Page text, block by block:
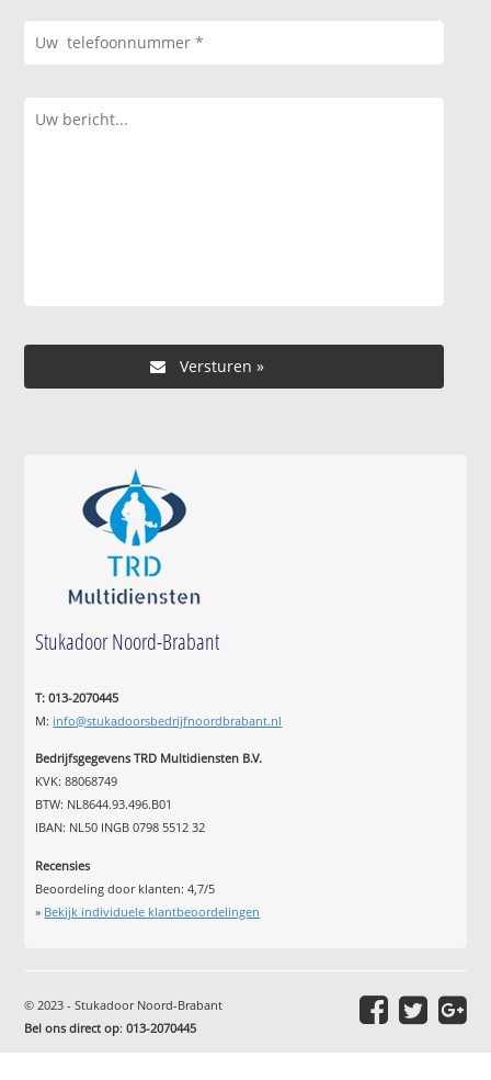
Stukadoor Noord-Brabant
T: 013-2070445
M: info@stukadoorsbedrijfnoordbrabant.nl
Bedrijfsgegevens TRD Multidiensten B.V.
KVK: 88068749
BTW: NL8644.93.496.B01
IBAN: NL50 INGB 0798 5512 32
Recensies
Beoordeling door klanten:4,7/5
» Bekijk individuele klantbeoordelingen
© 2023 - Stukadoor Noord-Brabant
Bel ons direct op:013-2070445